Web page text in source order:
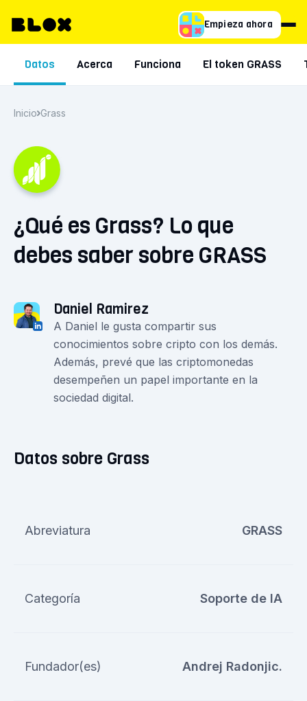
Empieza ahora
Datos Acerca Funciona El token GRASS
Inicio Grass
¿Qué es Grass? Lo que
debes saber sobre GRASS
Daniel Ramirez
A Daniel le gusta compartir sus
conocimientos sobre cripto con los demás.
Además, prevé que las criptomonedas
desempeñen un papel importante en la
sociedad digital.
Datos sobre Grass
Abreviatura GRASS
Categoría Soporte de IA
Fundador(es) Andrej Radonjic.